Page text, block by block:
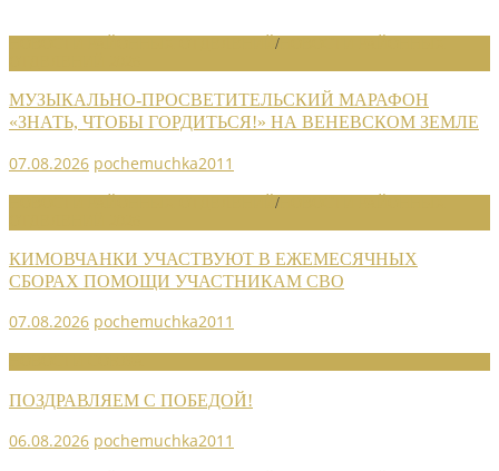
/
МУЗЫКАЛЬНО-ПРОСВЕТИТЕЛЬСКИЙ МАРАФОН
«ЗНАТЬ, ЧТОБЫ ГОРДИТЬСЯ!» НА ВЕНЕВСКОМ ЗЕМЛЕ
07.08.2026 pochemuchka2011
/
КИМОВЧАНКИ УЧАСТВУЮТ В ЕЖЕМЕСЯЧНЫХ
СБОРАХ ПОМОЩИ УЧАСТНИКАМ СВО
07.08.2026 pochemuchka2011
ПОЗДРАВЛЯЕМ С ПОБЕДОЙ!
06.08.2026 pochemuchka2011